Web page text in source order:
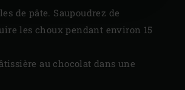
de pâte. Saupoudrez de
les choux pendant environ 15
au chocolat dans une